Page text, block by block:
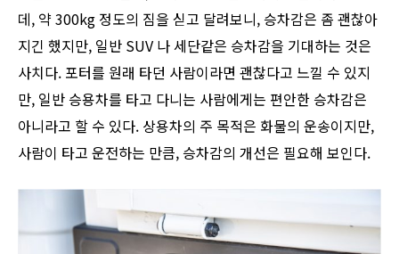
데, 약 300kg 정도의 짐을 싣고 달려보니, 승차감은 좀 괜찮아
지긴 했지만, 일반 SUV 나 세단같은 승차감을 기대하는 것은
사치다. 포터를 원래 타던 사람이라면 괜찮다고 느낄 수 있지
만, 일반 승용차를 타고 다니는 사람에게는 편안한 승차감은
아니라고 할 수 있다. 상용차의 주 목적은 화물의 운송이지만,
사람이 타고 운전하는 만큼, 승차감의 개선은 필요해 보인다.